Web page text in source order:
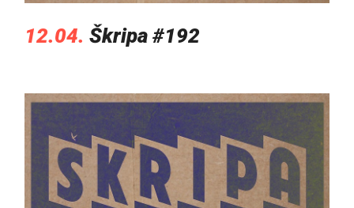
12.04. Škripa #192